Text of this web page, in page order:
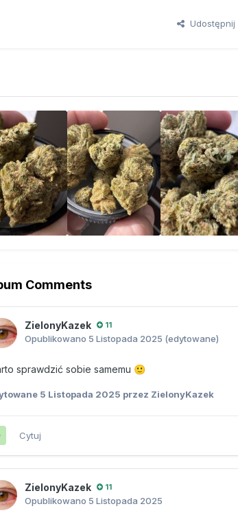
Udostępnij
Comments
ZielonyKazek 11
Opublikowano 5 Listopada 2025 (edytowane)
sprawdzić sobie samemu 🙂
5 Listopada 2025 przez ZielonyKazek
Cytuj
ZielonyKazek 11
Opublikowano 5 Listopada 2025